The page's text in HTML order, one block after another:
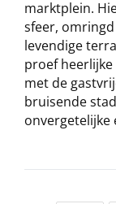
marktplein.
sfeer,
levendige
proef
met de
bruisende
onvergetelijke